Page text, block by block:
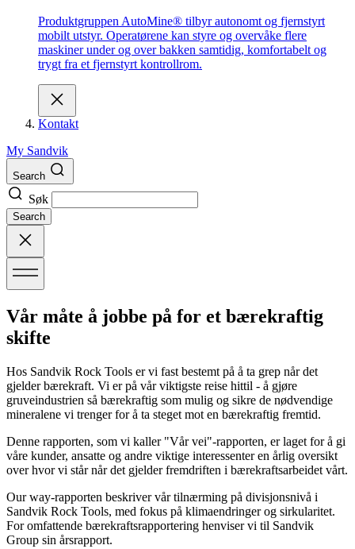
Produktgruppen AutoMine® tilbyr autonomt og fjernstyrt
mobilt utstyr. Operatørene kan styre og overvåke flere
maskiner under og over bakken samtidig, komfortabelt og
trygt fra et fjernstyrt kontrollrom.
Kontakt
My Sandvik
Search
Søk
Search
Vår måte å jobbe på for et bærekraftig
skifte
Hos Sandvik Rock Tools er vi fast bestemt på å ta grep når det
gjelder bærekraft. Vi er på vår viktigste reise hittil - å gjøre
gruveindustrien så bærekraftig som mulig og sikre de nødvendige
mineralene vi trenger for å ta steget mot en bærekraftig fremtid.
Denne rapporten, som vi kaller "Vår vei"-rapporten, er laget for å gi
våre kunder, ansatte og andre viktige interessenter en årlig oversikt
over hvor vi står når det gjelder fremdriften i bærekraftsarbeidet vårt.
Our way-rapporten beskriver vår tilnærming på divisjonsnivå i
Sandvik Rock Tools, med fokus på klimaendringer og sirkularitet.
For omfattende bærekraftsrapportering henviser vi til Sandvik
Group sin årsrapport.